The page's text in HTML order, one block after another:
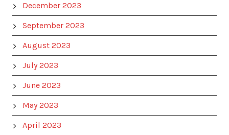
December 2023
September 2023
August 2023
July 2023
June 2023
May 2023
April 2023